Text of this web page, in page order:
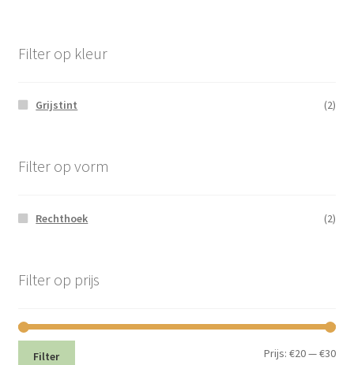
Filter op kleur
Grijstint (2)
Filter op vorm
Rechthoek (2)
Filter op prijs
Min.
Filter Prijs:€20—€30